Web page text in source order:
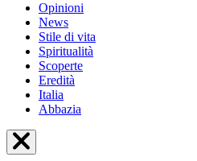
Opinioni
News
Stile di vita
Spiritualità
Scoperte
Eredità
Italia
Abbazia